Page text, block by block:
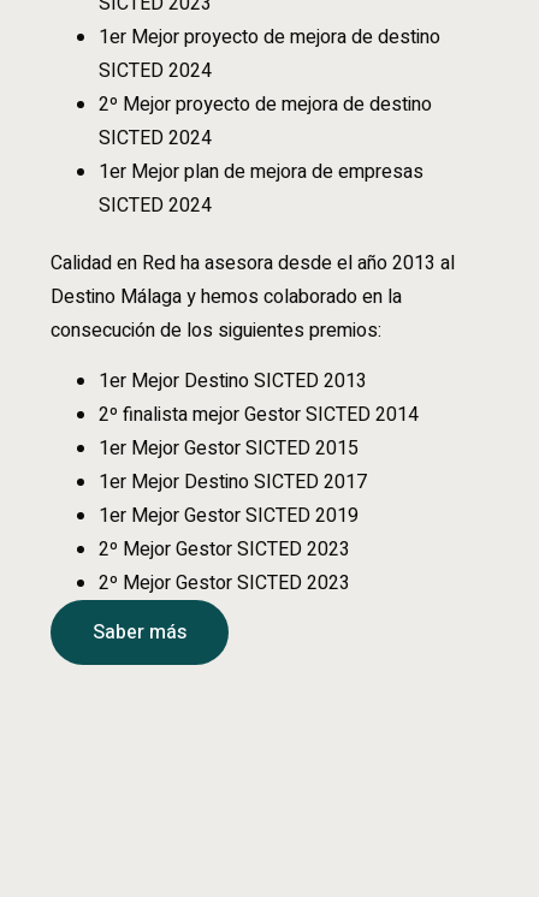
1er Mejor proyecto de mejora de destino
SICTED 2024
2º Mejor proyecto de mejora de destino
SICTED 2024
1er Mejor plan de mejora de empresas
SICTED 2024
Calidad en Red ha asesora desde el año 2013 al
Destino Málaga y hemos colaborado en la
consecución de los siguientes premios:
1er Mejor Destino SICTED 2013
2º finalista mejor Gestor SICTED 2014
1er Mejor Gestor SICTED 2015
1er Mejor Destino SICTED 2017
1er Mejor Gestor SICTED 2019
2º Mejor Gestor SICTED 2023
2º Mejor Gestor SICTED 2023
Saber más